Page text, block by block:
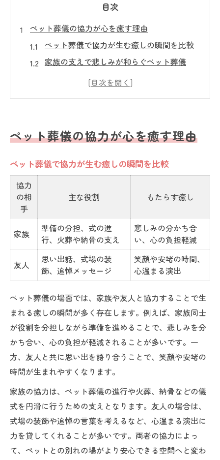
目次
ペット葬儀の協力が心を癒す理由
ペット葬儀で協力が生む癒しの瞬間を比較
家族の支えで悲しみが和らぐペット葬儀
思い出共有が心を癒すペット葬儀の特徴
家族と支え合うペット葬儀の大切さ
家族で役割分担するペット葬儀の流れ一覧
支え合うことで深まる家族の絆とペット葬
家族の思い出を語るペット葬儀の時間
家族協力が生む安心感とペット葬儀の進め
方
友人と分かち合うペット葬儀の感動体験
ペット葬儀で友人と分かち合う感動の瞬間
友人の協力が心に残るペット葬儀の思い出
ペット葬儀を通じて友情が深まる理由
友人と共に行うペット葬儀のメリット比較
もし悲しみが深いならペット葬儀の協力を
深い悲しみを癒すペット葬儀の協力方法一
覧
ペット葬儀で協力を得るメリットと注意点
悲しみが癒えるペット葬儀の協力体験談
ペット葬儀の協力が心の支えとなる理由
ペット葬儀の協力が心を癒す理由
ペット葬儀で協力が生む癒しの瞬間を比較
協力
の相
手
主な役割 もたらす癒し
家族
準備の分担、式の進
行、火葬や納骨の支え
悲しみの分かち合
い、心の負担軽減
友人
思い出話、式場の装
飾、追悼メッセージ
笑顔や安堵の時間、
心温まる演出
ペット葬儀の場面では、家族や友人と協力することで生
まれる癒しの瞬間が多く存在します。例えば、家族同士
が役割を分担しながら準備を進めることで、悲しみを分
かち合い、心の負担が軽減されることが多いです。一
方、友人と共に思い出を語り合うことで、笑顔や安堵の
時間が生まれやすくなります。
家族の協力は、ペット葬儀の進行や火葬、納骨などの儀
式を円滑に行うための支えとなります。友人の場合は、
式場の装飾や追悼の言葉を考えるなど、心温まる演出に
力を貸してくれることが多いです。両者の協力によっ
て、ペットとの別れの場がより安心できる空間へと変わ